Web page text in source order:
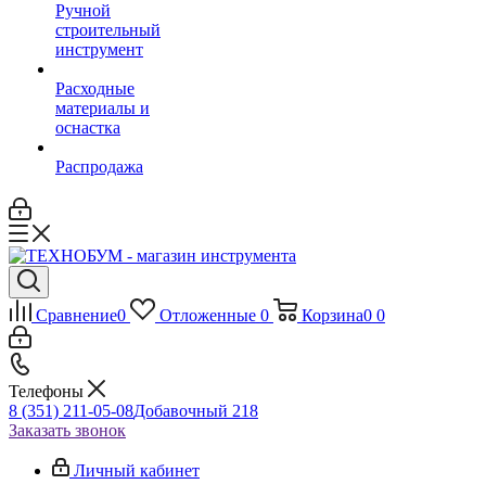
Ручной
строительный
инструмент
Расходные
материалы и
оснастка
Распродажа
Сравнение0 Отложенные 0 Корзина0 0
Телефоны
8 (351) 211-05-08Добавочный 218
Заказать звонок
Личный кабинет